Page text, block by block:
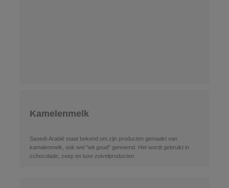
Kamelenmelk
Saoedi-Arabië staat bekend om zijn producten gemaakt van
kamalenmelk, ook wel "wit goud" genoemd. Het wordt gebruikt in
cchocolade, zeep en luxe zuivelproducten.